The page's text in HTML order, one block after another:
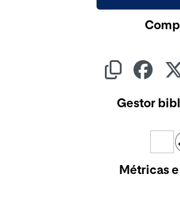
Gestor
Métricas